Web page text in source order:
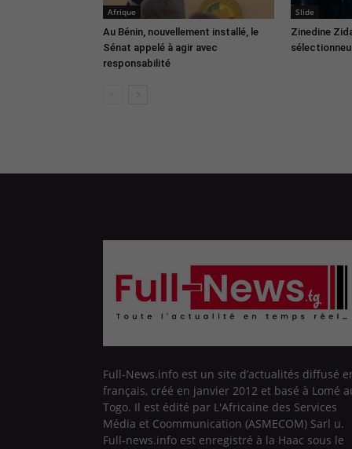
Afrique
Au Bénin, nouvellement installé, le
Sénat appelé à agir avec
responsabilité
Slide
Zinedine
Full-News.info est un site d’actualités diffusé
français, créé en janvier 2012 et basé à Lomé
Togo. Il est édité par L'Africaine des Services
Média et Coommunication (ASMECOM) Sarl u.
Full-news.info est enregistré à la Haac sous le